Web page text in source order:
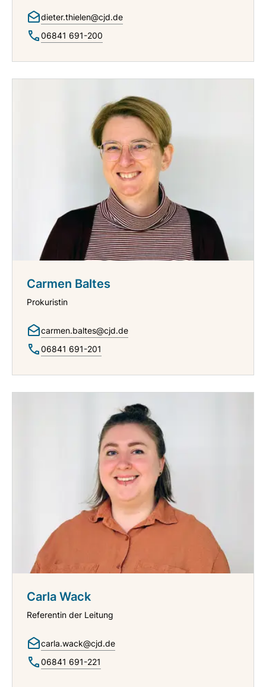
dieter.thielen@cjd.de
06841 691-200
Carmen Baltes
Prokuristin
carmen.baltes@cjd.de
06841 691-201
Carla Wack
Referentin der Leitung
carla.wack@cjd.de
06841 691-221